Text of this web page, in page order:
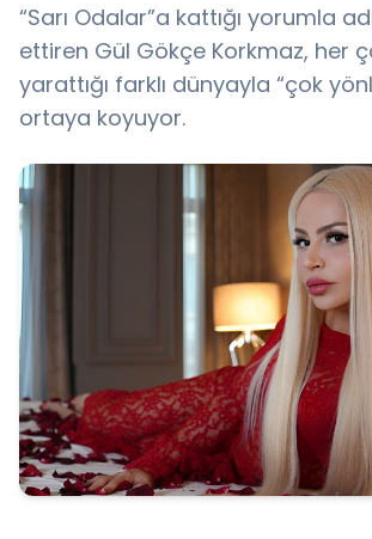
“Sarı Odalar”a kattığı yorumla
ettiren Gül Gökçe Korkmaz, her
yarattığı farklı dünyayla “çok
ortaya koyuyor.